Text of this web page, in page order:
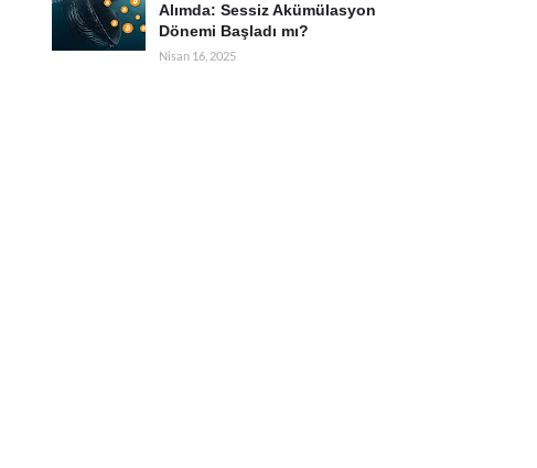
Alımda: Sessiz Akümülasyon
Dönemi Başladı mı?
Nisan 16, 2025